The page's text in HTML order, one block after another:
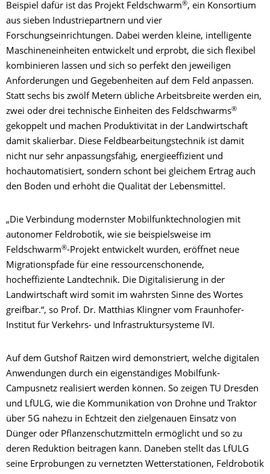
Beispiel dafür ist das Projekt Feldschwarm®, ein Konsortium
aus sieben Industriepartnern und vier
Forschungseinrichtungen. Dabei werden kleine, intelligente
Maschineneinheiten entwickelt und erprobt, die sich flexibel
kombinieren lassen und sich so perfekt den jeweiligen
Anforderungen und Gegebenheiten auf dem Feld anpassen.
Statt sechs bis zwölf Metern übliche Arbeitsbreite werden ein,
zwei oder drei technische Einheiten des Feldschwarms®
gekoppelt und machen Produktivität in der Landwirtschaft
damit skalierbar. Diese Feldbearbeitungstechnik ist damit
nicht nur sehr anpassungsfähig, energieeffizient und
hochautomatisiert, sondern schont bei gleichem Ertrag auch
den Boden und erhöht die Qualität der Lebensmittel.
„Die Verbindung modernster Mobilfunktechnologien mit
autonomer Feldrobotik, wie sie beispielsweise im
Feldschwarm®-Projekt entwickelt wurden, eröffnet neue
Migrationspfade für eine ressourcenschonende,
hocheffiziente Landtechnik. Die Digitalisierung in der
Landwirtschaft wird somit im wahrsten Sinne des Wortes
greifbar.“, so Prof. Dr. Matthias Klingner vom Fraunhofer-
Institut für Verkehrs- und Infrastruktursysteme IVI.
Auf dem Gutshof Raitzen wird demonstriert, welche digitalen
Anwendungen durch ein eigenständiges Mobilfunk-
Campusnetz realisiert werden können. So zeigen TU Dresden
und LfULG, wie die Kommunikation von Drohne und Traktor
über 5G nahezu in Echtzeit den zielgenauen Einsatz von
Dünger oder Pflanzenschutzmitteln ermöglicht und so zu
deren Reduktion beitragen kann. Daneben stellt das LfULG
seine Erprobungen zu vernetzten Wetterstationen, Feldrobotik